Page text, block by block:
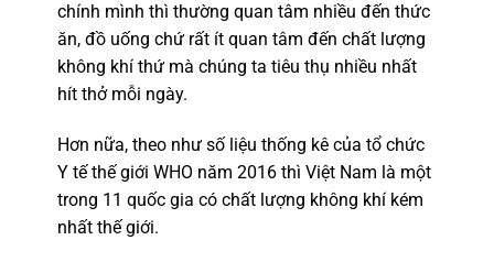
chính mình thì thường quan tâm nhiều đến thức
ăn, đồ uống chứ rất ít quan tâm đến chất lượng
không khí thứ mà chúng ta tiêu thụ nhiều nhất
hít thở mỗi ngày.
Hơn nữa, theo như số liệu thống kê của tổ chức
Y tế thế giới WHO năm 2016 thì Việt Nam là một
trong 11 quốc gia có chất lượng không khí kém
nhất thế giới.